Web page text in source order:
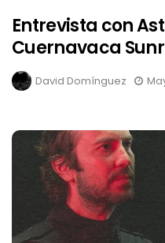
Entrevista con
Cuernavaca
David Domínguez